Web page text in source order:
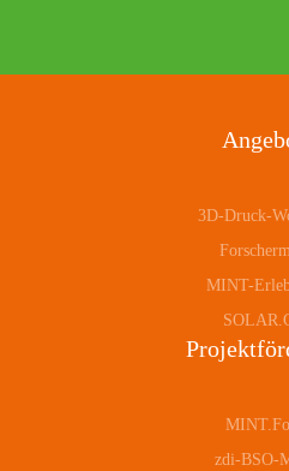
3D-Druck-
MINT-
zdi-BSO-